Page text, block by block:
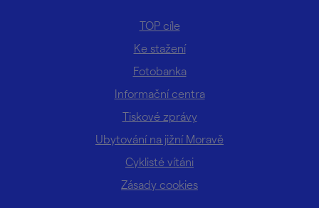
TOP cíle
Ke stažení
Fotobanka
Informační centra
Tiskové zprávy
Ubytování na jižní Moravě
Cyklisté vítáni
Zásady cookies